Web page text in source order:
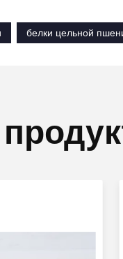
белки цельной